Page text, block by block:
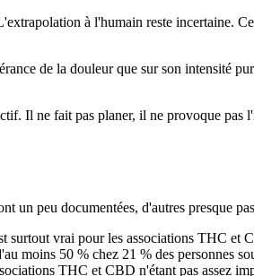
à l'humain reste incertaine.
de la douleur que sur son intensité
Il ne fait pas planer, il ne provoque pas
un peu documentées, d'autres presque
vrai pour les associations THC et
moins 50 % chez 21 % des personnes
THC et CBD n'étant pas assez